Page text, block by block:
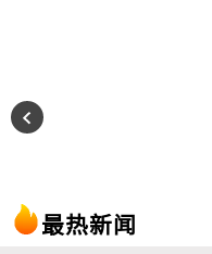
最热新闻